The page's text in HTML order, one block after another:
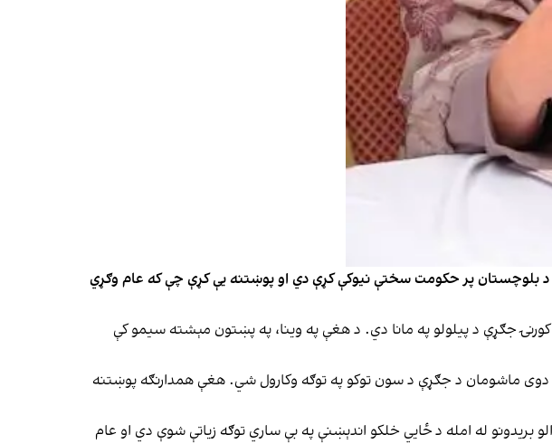
د بلوچستان پر حکومت سختې نیوکې کړې دي او پوښتنه یې کړې چې که عام وګړي
جګړې د پیلولو په مانا دي. د هغې په وینا، په پښتون مېشته سیمو کې
دوی ماشومان د جګړې د سون توکو په توګه وکارول شي. هغې همدارنګه پوښتنه
له امله د ځايي خلکو اندېښنې په بې ساري توګه زیاتې شوې دي او عام